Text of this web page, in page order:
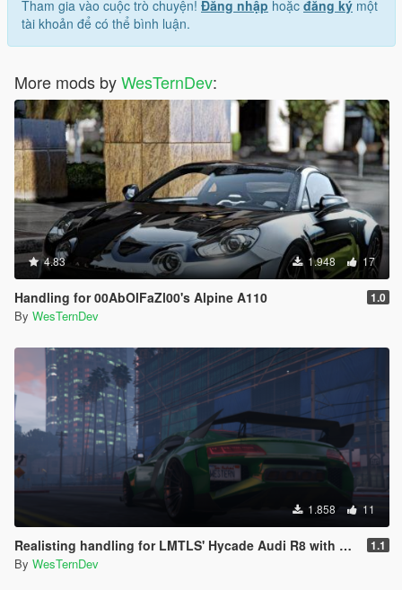
Tham gia vào cuộc trò chuyện! Đăng nhập hoặc đăng ký một
tài khoản để có thể bình luận.
More mods byWesTernDev:
4.83 1.948 17
Handling for 00AbOlFaZl00's Alpine A110 1.0
By WesTernDev
1.858 11
Realisting handling for LMTLS' Hycade Audi R8 with vehicles.meta update. 1.1
By WesTernDev